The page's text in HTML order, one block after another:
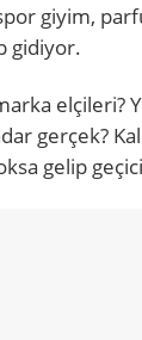
giyim,
gidiyor.
elçileri?
gerçek?
gelip